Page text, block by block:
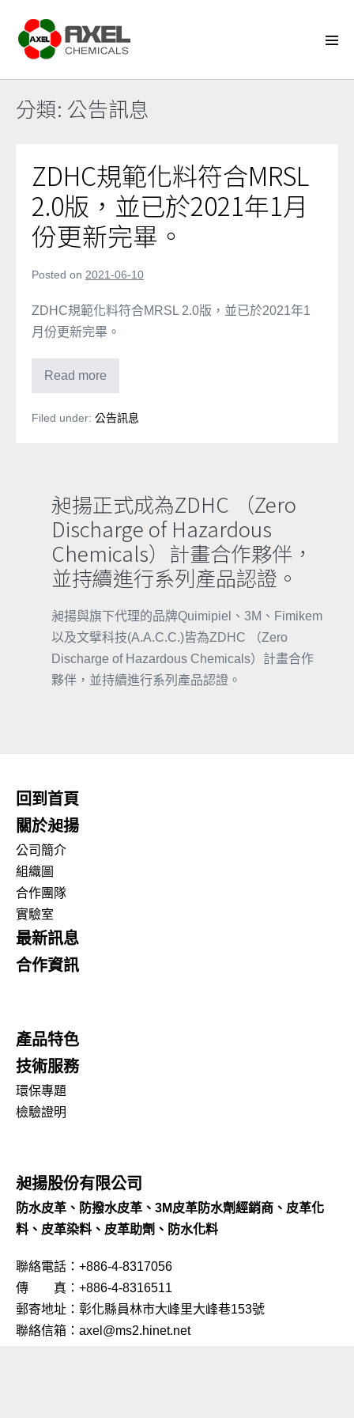
content
分類: 公告訊息
ZDHC規範化料符合MRSL
2.0版，並已於2021年1月
份更新完畢。
Posted on 2021-06-10
ZDHC規範化料符合MRSL 2.0版，並已於2021年1
月份更新完畢。
Read more
化
料
並
已
於
2021
年
1
月
份
新
完
畢。
Filed under: 公告訊息
昶揚正式成為ZDHC （Zero
Discharge of Hazardous
Chemicals）計畫合作夥伴，
並持續進行系列產品認證。
昶揚與旗下代理的品牌Quimipiel、3M、Fimikem
以及文擘科技(A.A.C.C.)皆為ZDHC （Zero
Discharge of Hazardous Chemicals）計畫合作
夥伴，並持續進行系列產品認證。
回到首頁
關於昶揚
公司簡介
組織圖
合作團隊
實驗室
最新訊息
合作資訊
產品特色
技術服務
環保專題
檢驗證明
昶揚股份有限公司
防水皮革、防撥水皮革、3M皮革防水劑經銷商、皮革化
料、皮革染料、皮革助劑、防水化料
聯絡電話：+886-4-8317056
傳 真：+886-4-8316511
郵寄地址：彰化縣員林市大峰里大峰巷153號
聯絡信箱：axel@ms2.hinet.net